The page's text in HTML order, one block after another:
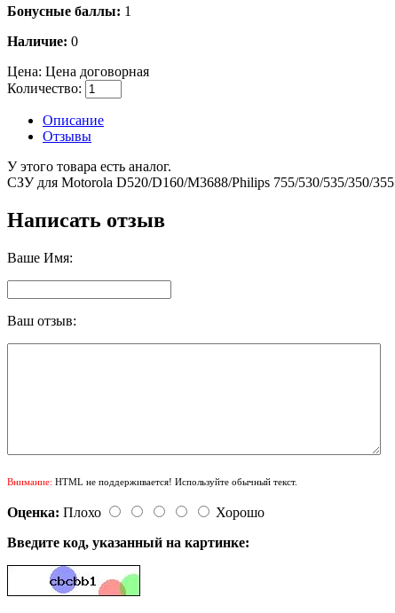
Бонусные баллы: 1
Наличие: 0
Цена: Цена договорная
Количество:
Описание
Отзывы
У этого товара есть аналог.
СЗУ для Motorola D520/D160/M3688/Philips 755/530/535/350/355
Написать отзыв
Ваше Имя:
Ваш отзыв:
Внимание: HTML не поддерживается! Используйте обычный текст.
Оценка: Плохо
Хорошо
Введите код, указанный на картинке: